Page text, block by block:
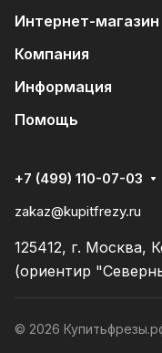
Интернет-магазин
Компания
Информация
Помощь
+7 (499) 110-07-03
zakaz@kupitfrezy.ru
125412, г. Москва,
(ориентир
© 2026